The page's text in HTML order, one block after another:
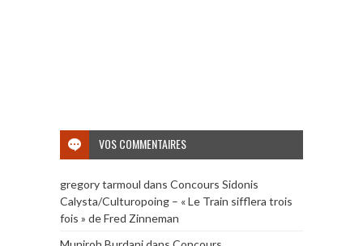
VOS COMMENTAIRES
gregory tarmoul dans Concours Sidonis
Calysta/Culturopoing – « Le Train sifflera trois
fois » de Fred Zinneman